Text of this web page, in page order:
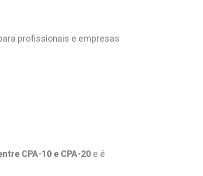
profissionais e empresas
CPA-10 e CPA-20 e é